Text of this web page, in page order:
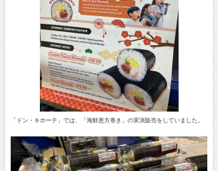
「ドン・キホーテ」では、「海鮮恵方巻き」の実演販売をしていました。